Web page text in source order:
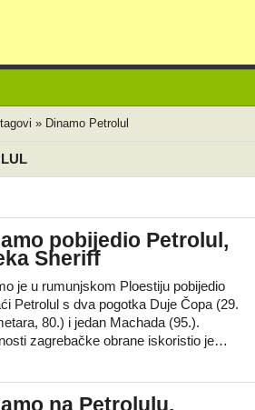
» Dinamo Petrolul
pobijedio Petrolul,
Sheriff
je u rumunjskom Ploestiju pobijedio
Petrolul s dva pogotka Duje Čopa (29.
80.) i jedan Machada (95.).
zagrebačke obrane iskoristio je…
na Petrolulu,